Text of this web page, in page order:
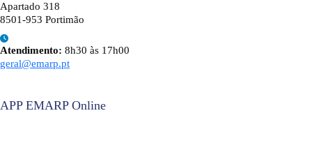
Apartado 318
8501-953 Portimão
Atendimento: 8h30 às 17h00
geral@emarp.pt
APP EMARP Online